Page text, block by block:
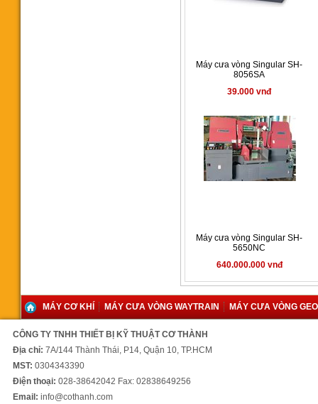
Máy cưa vòng tự động đưa
phôi SH4242NC
Máy cưa vòng Singular SH-
8056SA
39.000 vnđ
Máy cưa vòng Singular SH-
5650NC
640.000.000 vnđ
MÁY CƠ KHÍ MÁY CƯA VÒNG WAYTRAIN MÁY CƯA VÒNG
CÔNG TY TNHH THIẾT BỊ KỸ THUẬT CƠ THÀNH
Địa chỉ: 7A/144 Thành Thái, P14, Quận 10, TP.HCM
MST: 0304343390
Điện thoại: 028-38642042 Fax: 02838649256
Email: info@cothanh.com